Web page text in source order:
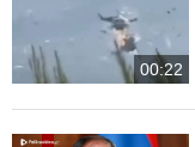
00:22